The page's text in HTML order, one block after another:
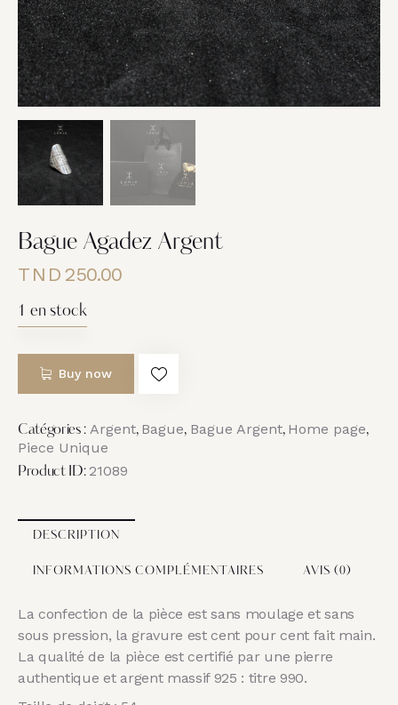
Bague Agadez Argent
TND 250.00
1 en stock
Buy now
Catégories : Argent, Bague, Bague Argent, Home page,
Piece Unique
Product ID:21089
DESCRIPTION
INFORMATIONS COMPLÉMENTAIRES AVIS (0)
La confection de la pièce est sans moulage et sans
sous pression, la gravure est cent pour cent fait main.
La qualité de la pièce est certifié par une pierre
authentique et argent massif 925 : titre 990.